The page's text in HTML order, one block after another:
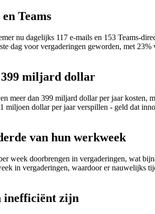
Teams
nu dagelijks 117 e-mails en 153 Teams-
dag voor vergaderingen geworden, met
399 miljard dollar
meer dan 399 miljard dollar per jaar kosten,
dollar per jaar verspillen - geld dat
van hun werkweek
week doorbrengen in vergaderingen, wat
in vergaderingen, waardoor er nauwelijks
inefficiënt zijn